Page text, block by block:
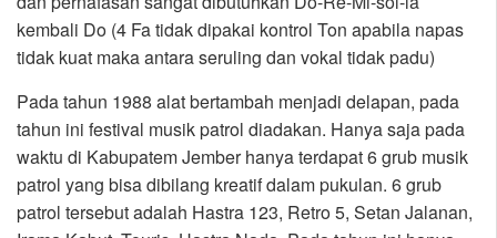
kembali Do (4 Fa tidak dipakai kontrol Ton apabila napas
tidak kuat maka antara seruling dan vokal tidak padu)
Pada tahun 1988 alat bertambah menjadi delapan, pada
tahun ini festival musik patrol diadakan. Hanya saja pada
waktu di Kabupatem Jember hanya terdapat 6 grub musik
patrol yang bisa dibilang kreatif dalam pukulan. 6 grub
patrol tersebut adalah Hastra 123, Retro 5, Setan Jalanan,